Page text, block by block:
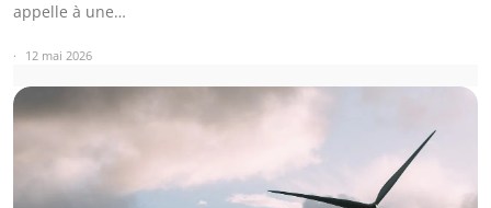
appelle à une…
12 mai 2026